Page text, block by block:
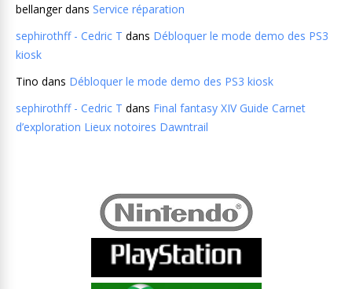
bellangerdans Service réparation
sephirothff - Cedric T dans Débloquer le mode demo des PS3
kiosk
Tino dans Débloquer le mode demo des PS3 kiosk
sephirothff - Cedric T dans Final fantasy XIV Guide Carnet
d’exploration Lieux notoires Dawntrail